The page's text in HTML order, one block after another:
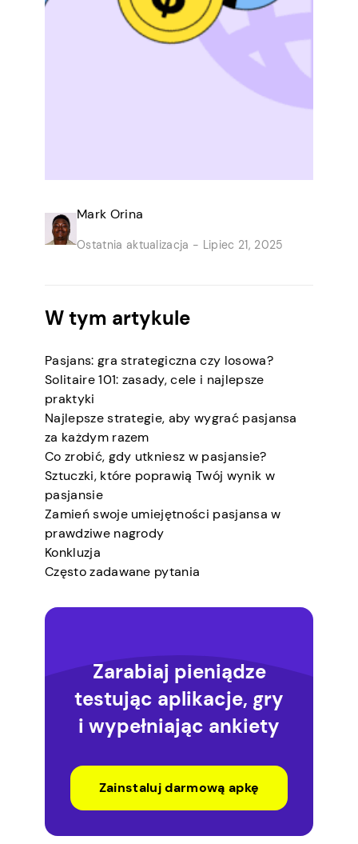
Mark Orina
Ostatnia aktualizacja - Lipiec 21, 2025
W tym artykule
Pasjans: gra strategiczna czy losowa?
Solitaire 101: zasady, cele i najlepsze
praktyki
Najlepsze strategie, aby wygrać pasjansa
za każdym razem
Co zrobić, gdy utkniesz w pasjansie?
Sztuczki, które poprawią Twój wynik w
pasjansie
Zamień swoje umiejętności pasjansa w
prawdziwe nagrody
Konkluzja
Często zadawane pytania
Zarabiaj pieniądze
testując aplikacje, gry
i wypełniając ankiety
Zainstaluj darmową apkę